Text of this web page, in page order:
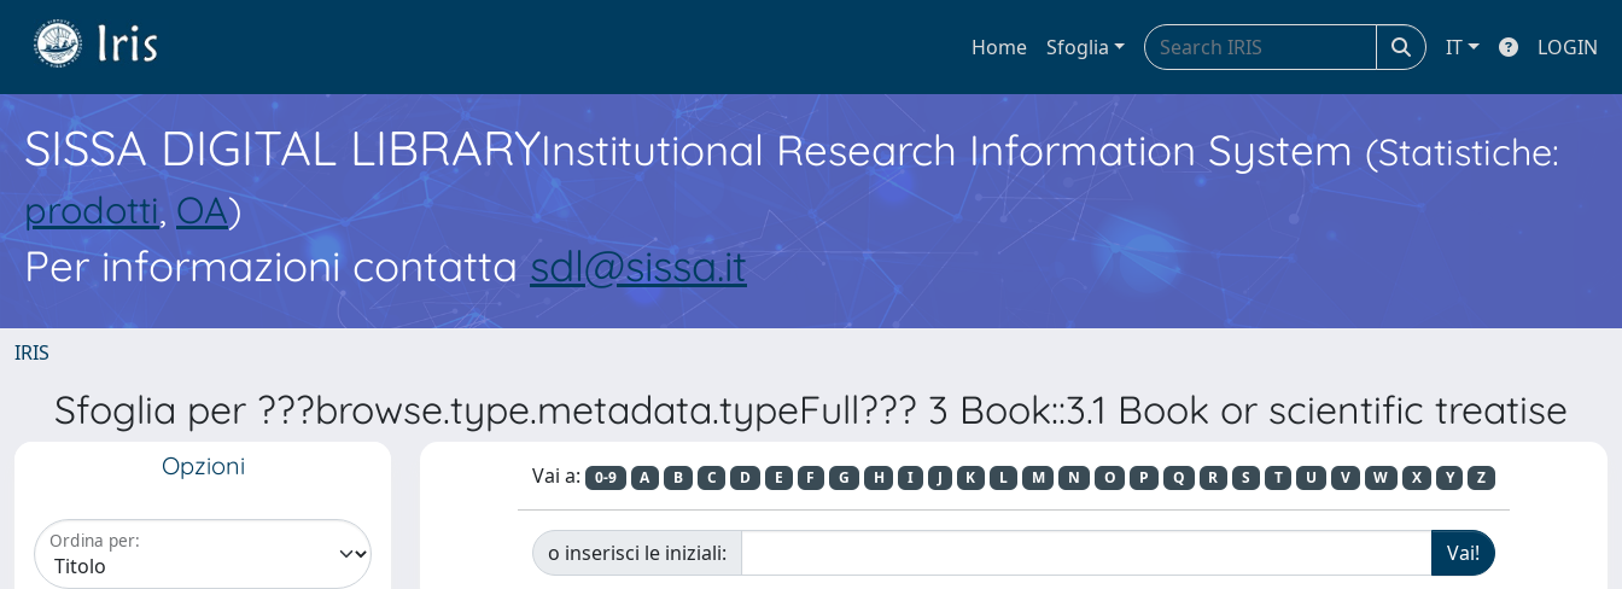
Home Sfoglia IT LOGIN
SISSA DIGITAL LIBRARYInstitutional Research Information System (Statistiche:
prodotti, OA)
Per informazioni contatta sdl@sissa.it
IRIS
Sfoglia per ???browse.type.metadata.typeFull??? 3 Book::3.1 Book or scientific treatise
Opzioni
Ordina per:
Vai a: 0-9 A B C D E F G H I J K L M N O P Q R S T U V W X Y Z
o inserisci le iniziali: